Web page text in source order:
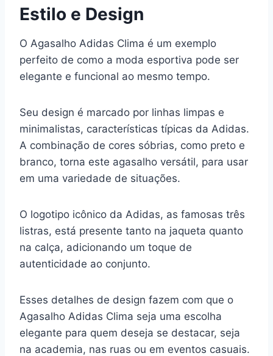
Estilo e Design
O Agasalho Adidas Clima é um exemplo
perfeito de como a moda esportiva pode ser
elegante e funcional ao mesmo tempo.
Seu design é marcado por linhas limpas e
minimalistas, características típicas da Adidas.
A combinação de cores sóbrias, como preto e
branco, torna este agasalho versátil, para usar
em uma variedade de situações.
O logotipo icônico da Adidas, as famosas três
listras, está presente tanto na jaqueta quanto
na calça, adicionando um toque de
autenticidade ao conjunto.
Esses detalhes de design fazem com que o
Agasalho Adidas Clima seja uma escolha
elegante para quem deseja se destacar, seja
na academia, nas ruas ou em eventos casuais.